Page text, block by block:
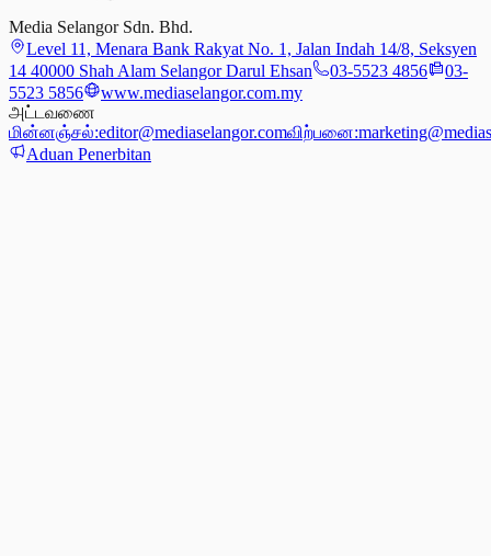
Media Selangor Sdn. Bhd.
Level 11, Menara Bank Rakyat No. 1, Jalan Indah 14/8, Seksyen
14 40000 Shah Alam Selangor Darul Ehsan
03-5523 4856
03-
5523 5856
www.mediaselangor.com.my
அட்டவணை
மின்னஞ்சல்:editor@mediaselangor.comவிற்பனை:
Aduan Penerbitan